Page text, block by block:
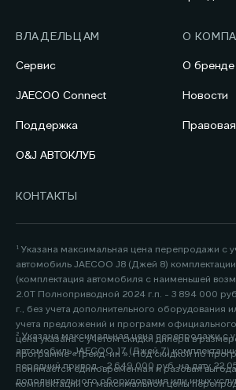
ВЛАДЕЛЬЦАМ
Сервис
JAECOO Connect
Поддержка
O&J АВТОКЛУБ
О
О бренде
Новости
КОНТАКТЫ
¹ Указана максимальная цена перепродажи с
автомобиль JAECOO J8 (Джей 8)
(комплектация автомобиля с наименьшей
2.0Т Полноприводной 2024 г.п. - 3 894 000
г., без учета дополнительного оборудования
учета предложений и программ
цена указана с учетом скидки дилера в
программе «Трейд-ин ». Под скидкой по
понимается единовременная и разовая
комплектации от максимальной цены
² Указана максимальная цена перепродажи с
автомобиль JAECOO J7 (Джей 7)
передний привод - 2 649 000 руб. на дату
дополнительного оборудования или иных услуг, без